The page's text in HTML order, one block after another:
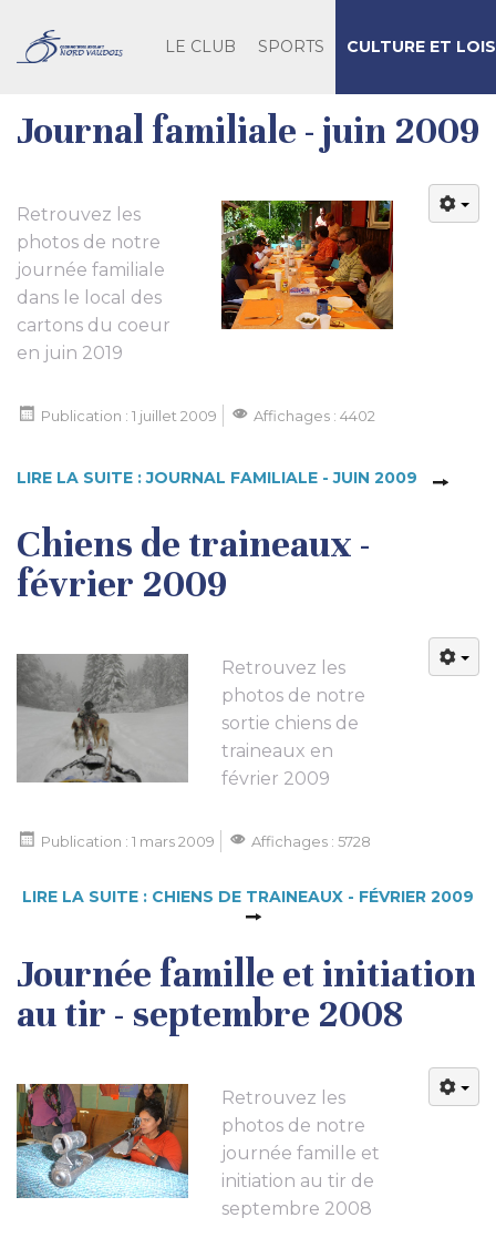
LE CLUB SPORTS CULTURE ET
Journal familiale - juin 2009
Retrouvez les
photos de notre
journée familiale
dans le local des
cartons du coeur
en juin 2019
Publication : 1 juillet 2009 Affichages : 4402
LIRE LA SUITE : JOURNAL FAMILIALE - JUIN 2009
Chiens de traineaux -
février 2009
Retrouvez les
photos de notre
sortie chiens de
traineaux en
février 2009
Publication : 1 mars 2009 Affichages : 5728
LIRE LA SUITE : CHIENS DE TRAINEAUX - FÉVRIER 2009
Journée famille et initiation
au tir - septembre 2008
Retrouvez les
photos de notre
journée famille et
initiation au tir de
septembre 2008